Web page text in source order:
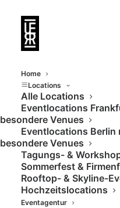
Home
Locations
Alle Locations
Eventlocations
besondere Venues
Eventlocations Berlin
besondere Venues
Tagungs- &
Sommerfest &
Rooftop- & Skyline-
Hochzeitslocations
Eventagentur